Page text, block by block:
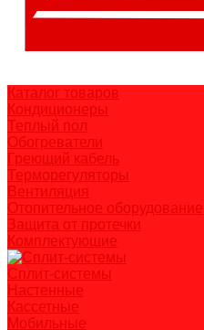
Каталог товаров
Кондиционеры
Теплый пол
Обогреватели
Греющий кабель
Терморегуляторы
Вентиляция
Отопительное оборудование
Защита от протечки
Комплектующие
Сплит-системы
Настенные
Кассетные
Мобильные